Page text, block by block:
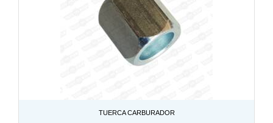
TUERCA CARBURADOR